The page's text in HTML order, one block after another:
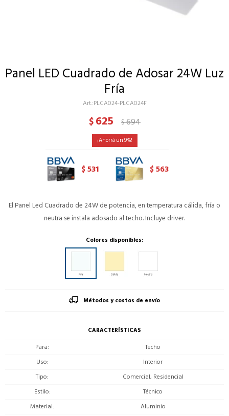
Panel LED Cuadrado de Adosar 24W Luz
Fría
PLCA024-PLCA024F
$625 $694
9
$531 $563
El Panel Led Cuadrado de 24W de potencia, en temperatura cálida, fría o
neutra se instala adosado al techo. Incluye driver.
Colores disponibles:
Métodos y costos de envío
CARACTERÍSTICAS
Para
Techo
Uso
Interior
Tipo
Comercial, Residencial
Estilo
Técnico
Material
Aluminio